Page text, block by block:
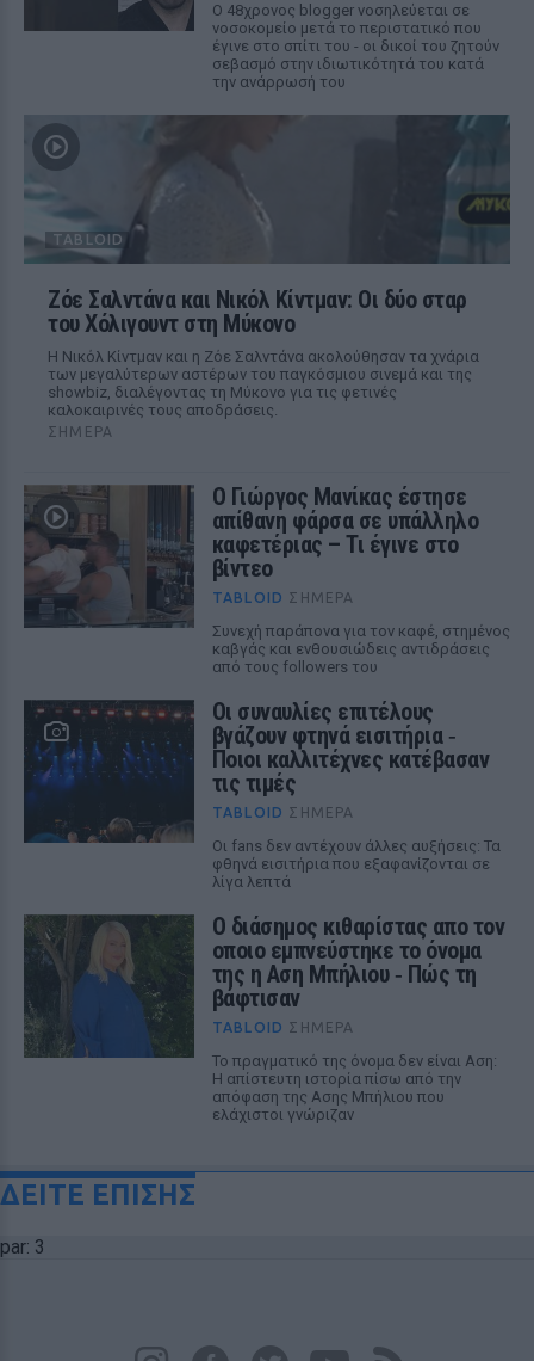
Ο 48χρονος blogger νοσηλεύεται σε
νοσοκομείο μετά το περιστατικό που
έγινε στο σπίτι του - οι δικοί του ζητούν
σεβασμό στην ιδιωτικότητά του κατά
την ανάρρωσή του
TABLOID
Ζόε Σαλντάνα και Νικόλ Κίντμαν: Οι δύο σταρ
του Χόλιγουντ στη Μύκονο
Η Νικόλ Κίντμαν και η Ζόε Σαλντάνα ακολούθησαν τα χνάρια
των μεγαλύτερων αστέρων του παγκόσμιου σινεμά και της
showbiz, διαλέγοντας τη Μύκονο για τις φετινές
καλοκαιρινές τους αποδράσεις.
ΣΉΜΕΡΑ
Ο Γιώργος Μανίκας έστησε
απίθανη φάρσα σε υπάλληλο
καφετέριας – Τι έγινε στο
βίντεο
TABLOID ΣΉΜΕΡΑ
Συνεχή παράπονα για τον καφέ, στημένος
καβγάς και ενθουσιώδεις αντιδράσεις
από τους followers του
Οι συναυλίες επιτέλους
βγάζουν φτηνά εισιτήρια ‑
Ποιοι καλλιτέχνες κατέβασαν
τις τιμές
TABLOID ΣΉΜΕΡΑ
Οι fans δεν αντέχουν άλλες αυξήσεις: Τα
φθηνά εισιτήρια που εξαφανίζονται σε
λίγα λεπτά
Ο διάσημος κιθαρίστας απο τον
οποιο εμπνεύστηκε το όνομα
της η Αση Μπήλιου ‑ Πώς τη
βάφτισαν
TABLOID ΣΉΜΕΡΑ
Το πραγματικό της όνομα δεν είναι Αση:
Η απίστευτη ιστορία πίσω από την
απόφαση της Ασης Μπήλιου που
ελάχιστοι γνώριζαν
ΔΕΙΤΕ ΕΠΙΣΗΣ
par: 3